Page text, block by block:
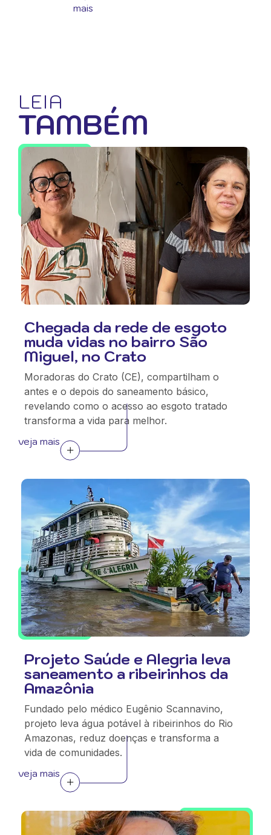
mais
LEIA
TAMBÉM
Chegada da rede de esgoto
muda vidas no bairro São
Miguel, no Crato
Moradoras do Crato (CE), compartilham o
antes e o depois do saneamento básico,
revelando como o acesso ao esgoto tratado
transforma a vida para melhor.
veja mais
Projeto Saúde e Alegria leva
saneamento a ribeirinhos da
Amazônia
Fundado pelo médico Eugênio Scannavino,
projeto leva água potável à ribeirinhos do Rio
Amazonas, reduz doenças e transforma a
vida de comunidades.
veja mais